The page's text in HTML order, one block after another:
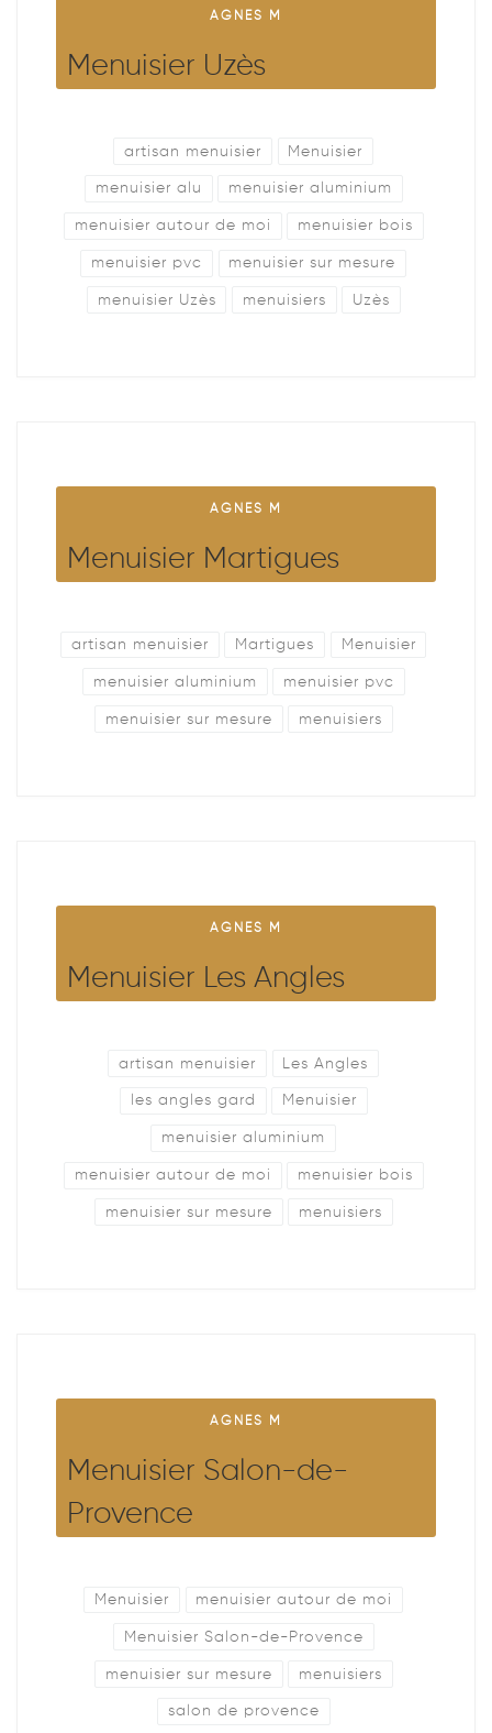
AGNES M
Menuisier Uzès
artisan menuisier Menuisier
menuisier alu menuisier aluminium
menuisier autour de moi menuisier bois
menuisier pvc menuisier sur mesure
menuisier Uzès menuisiers Uzès
AGNES M
Menuisier Martigues
artisan menuisier Martigues Menuisier
menuisier aluminium menuisier pvc
menuisier sur mesure menuisiers
AGNES M
Menuisier Les Angles
artisan menuisier Les Angles
les angles gard Menuisier
menuisier aluminium
menuisier autour de moi menuisier bois
menuisier sur mesure menuisiers
AGNES M
Menuisier Salon-de-
Provence
Menuisier menuisier autour de moi
Menuisier Salon-de-Provence
menuisier sur mesure menuisiers
salon de provence